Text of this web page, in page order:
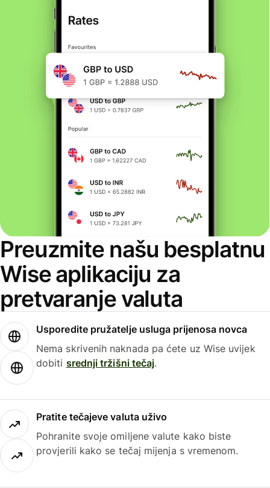
Preuzmite našu besplatnu
Wise aplikaciju za
pretvaranje valuta
Usporedite pružatelje usluga prijenosa novca
Nema skrivenih naknada pa ćete uz Wise uvijek
dobiti srednji tržišni tečaj.
Pratite tečajeve valuta uživo
Pohranite svoje omiljene valute kako biste
provjerili kako se tečaj mijenja s vremenom.